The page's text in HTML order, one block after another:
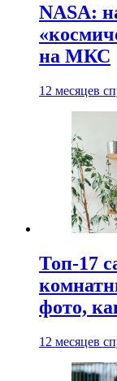
NASA:
на МКС
12 месяцев
Топ-17
фото,
12 месяцев